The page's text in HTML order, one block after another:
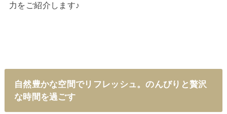
力をご紹介します♪
自然豊かな空間でリフレッシュ。のんびりと贅沢
な時間を過ごす